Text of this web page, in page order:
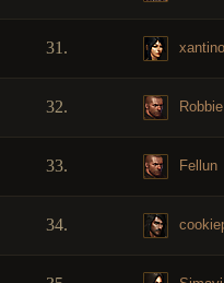
31. xantino
32.
33. Fellun
34.